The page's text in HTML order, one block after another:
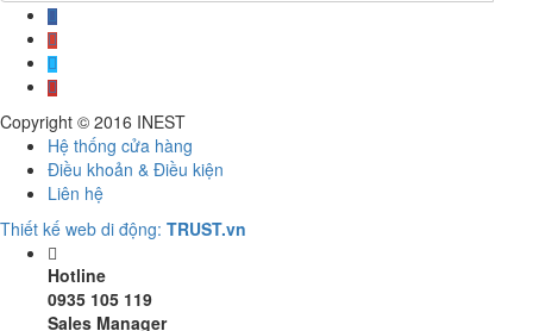
Copyright © 2016 INEST
Hệ thống cửa hàng
Điều khoản & Điều kiện
Liên hệ
Thiết kế web di động: TRUST.vn
Hotline
0935 105 119
Sales Manager